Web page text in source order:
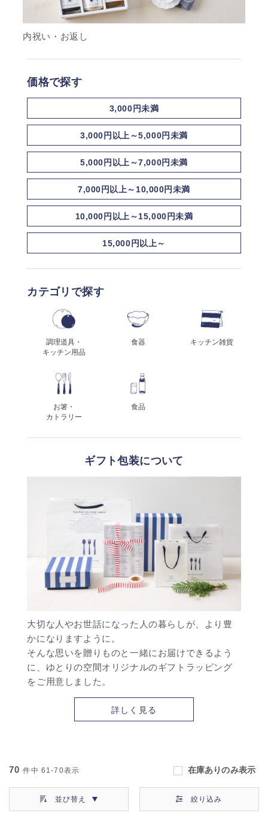
内祝い・お返し
価格で探す
3,000円未満
3,000円以上～5,000円未満
5,000円以上～7,000円未満
7,000円以上～10,000円未満
10,000円以上～15,000円未満
15,000円以上～
カテゴリで探す
調理道具・
キッチン用品
食器 キッチン雑貨
お箸・
カトラリー
食品
ギフト包装について
大切な人やお世話になった人の暮らしが、より豊
かになりますように。
そんな思いを贈りものと一緒にお届けできるよう
に、ゆとりの空間オリジナルのギフトラッピング
をご用意しました。
詳しく見る
70 件中 61-70表示 在庫ありのみ表示
並び替え 絞り込み